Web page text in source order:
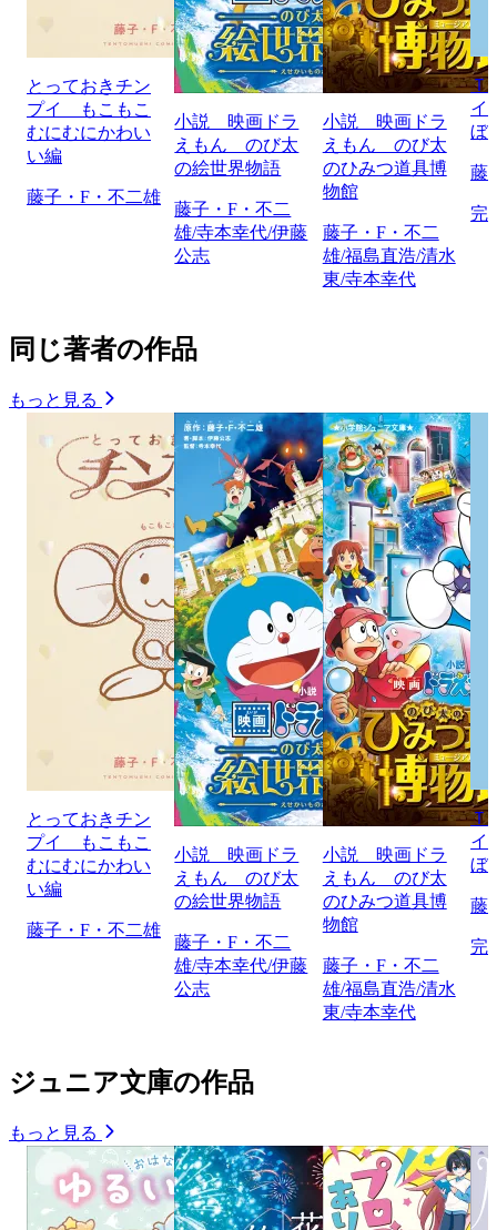
とっておきチン
プイ もこもこ
むにむにかわい
い編
藤子・F・不二雄
小説 映画ドラ
えもん のび太
の絵世界物語
藤子・F・不二
雄/寺本幸代/伊藤
公志
小説 映画ドラ
えもん のび太
のひみつ道具博
物館
藤子・F・不二
雄/福島直浩/清水
東/寺本幸代
Ｔ
イ
ぼ
藤
完
同じ著者の作品
もっと見る
とっておきチン
プイ もこもこ
むにむにかわい
い編
藤子・F・不二雄
小説 映画ドラ
えもん のび太
の絵世界物語
藤子・F・不二
雄/寺本幸代/伊藤
公志
小説 映画ドラ
えもん のび太
のひみつ道具博
物館
藤子・F・不二
雄/福島直浩/清水
東/寺本幸代
Ｔ
イ
ぼ
藤
完
ジュニア文庫の作品
もっと見る